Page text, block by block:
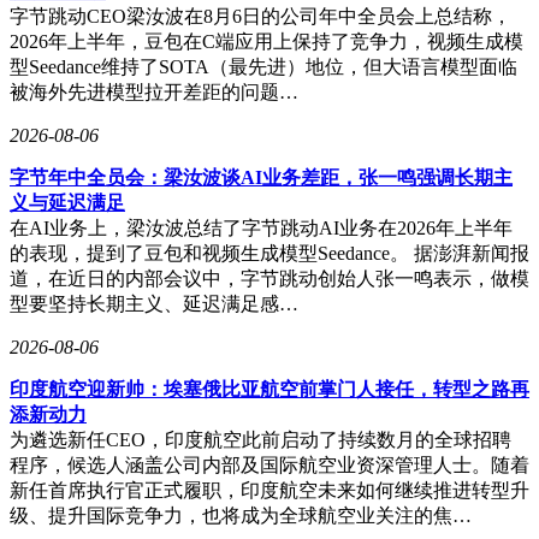
字节跳动CEO梁汝波在8月6日的公司年中全员会上总结称，
2026年上半年，豆包在C端应用上保持了竞争力，视频生成模
型Seedance维持了SOTA（最先进）地位，但大语言模型面临
被海外先进模型拉开差距的问题…
2026-08-06
字节年中全员会：梁汝波谈AI业务差距，张一鸣强调长期主
义与延迟满足
在AI业务上，梁汝波总结了字节跳动AI业务在2026年上半年
的表现，提到了豆包和视频生成模型Seedance。 据澎湃新闻报
道，在近日的内部会议中，字节跳动创始人张一鸣表示，做模
型要坚持长期主义、延迟满足感…
2026-08-06
印度航空迎新帅：埃塞俄比亚航空前掌门人接任，转型之路再
添新动力
为遴选新任CEO，印度航空此前启动了持续数月的全球招聘
程序，候选人涵盖公司内部及国际航空业资深管理人士。随着
新任首席执行官正式履职，印度航空未来如何继续推进转型升
级、提升国际竞争力，也将成为全球航空业关注的焦…